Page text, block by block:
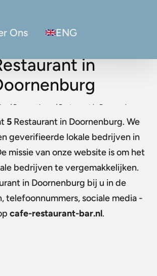
Ons ENG
in
/ Doornenburg / Restaurant in Doornenburg
5 Restaurant in Doornenburg. We
geverifieerde lokale bedrijven in
missie van onze website is om het
bedrijven te vergemakkelijken.
in Doornenburg bij u in de
telefoonnummers, sociale media -
cafe-restaurant-bar.nl.